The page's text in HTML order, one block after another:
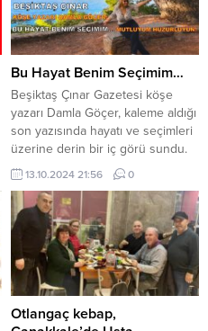
Bu Hayat Benim Seçimim…
Beşiktaş Çınar Gazetesi köşe
yazarı Damla Göçer, kaleme aldığı
son yazısında hayatı ve seçimleri
üzerine derin bir iç görü sundu.
Göçer, hayatını kendi tercihlerinin
şekillendirdiğini vurgularken,
“Başarımla ve başarısızlıklarımla,
hedeflerime yürüdüğüm tüm
yollarla bu hayat benim. Bugüne
kadar yaptıklarımdan pişmanlık
duymadım, başımı yastığa
koyduğumda her zaman
huzurluydum” ifadelerini kullandı.
13.10.2024 21:56 0
Otlangaç kebap,